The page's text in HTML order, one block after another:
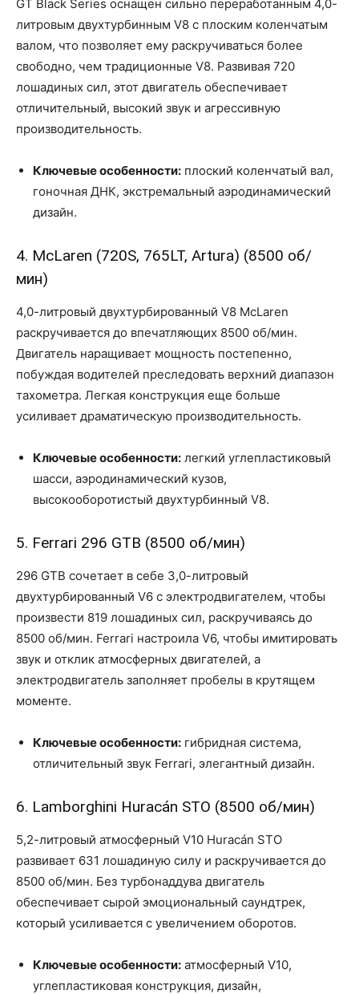
GT Black Series оснащен сильно переработанным 4,0-
литровым двухтурбинным V8 с плоским коленчатым
валом, что позволяет ему раскручиваться более
свободно, чем традиционные V8. Развивая 720
лошадиных сил, этот двигатель обеспечивает
отличительный, высокий звук и агрессивную
производительность.
Ключевые особенности: плоский коленчатый вал,
гоночная ДНК, экстремальный аэродинамический
дизайн.
4. McLaren (720S, 765LT, Artura) (8500 об/
мин)
4,0-литровый двухтурбированный V8 McLaren
раскручивается до впечатляющих 8500 об/мин.
Двигатель наращивает мощность постепенно,
побуждая водителей преследовать верхний диапазон
тахометра. Легкая конструкция еще больше
усиливает драматическую производительность.
Ключевые особенности: легкий углепластиковый
шасси, аэродинамический кузов,
высокооборотистый двухтурбинный V8.
5. Ferrari 296 GTB (8500 об/мин)
296 GTB сочетает в себе 3,0-литровый
двухтурбированный V6 с электродвигателем, чтобы
произвести 819 лошадиных сил, раскручиваясь до
8500 об/мин. Ferrari настроила V6, чтобы имитировать
звук и отклик атмосферных двигателей, а
электродвигатель заполняет пробелы в крутящем
моменте.
Ключевые особенности: гибридная система,
отличительный звук Ferrari, элегантный дизайн.
6. Lamborghini Huracán STO (8500 об/мин)
5,2-литровый атмосферный V10 Huracán STO
развивает 631 лошадиную силу и раскручивается до
8500 об/мин. Без турбонаддува двигатель
обеспечивает сырой эмоциональный саундтрек,
который усиливается с увеличением оборотов.
Ключевые особенности: атмосферный V10,
углепластиковая конструкция, дизайн,